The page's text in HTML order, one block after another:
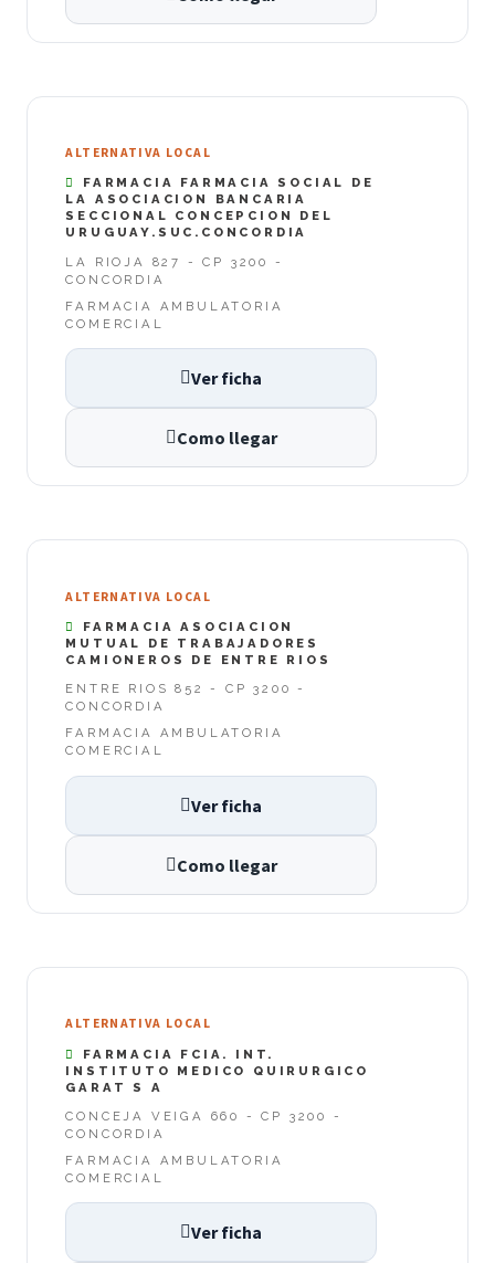
ALTERNATIVA LOCAL
FARMACIA FARMACIA SOCIAL DE
LA ASOCIACION BANCARIA
SECCIONAL CONCEPCION DEL
URUGUAY.SUC.CONCORDIA
LA RIOJA 827 - CP 3200 -
CONCORDIA
FARMACIA AMBULATORIA
COMERCIAL
Ver ficha
Como llegar
ALTERNATIVA LOCAL
FARMACIA ASOCIACION
MUTUAL DE TRABAJADORES
CAMIONEROS DE ENTRE RIOS
ENTRE RIOS 852 - CP 3200 -
CONCORDIA
FARMACIA AMBULATORIA
COMERCIAL
Ver ficha
Como llegar
ALTERNATIVA LOCAL
FARMACIA FCIA. INT.
INSTITUTO MEDICO QUIRURGICO
GARAT S A
CONCEJA VEIGA 660 - CP 3200 -
CONCORDIA
FARMACIA AMBULATORIA
COMERCIAL
Ver ficha